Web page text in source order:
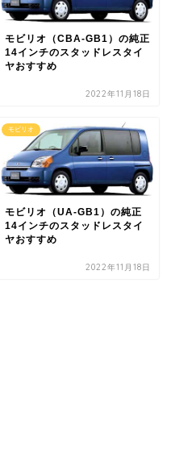
モビリオ（CBA-GB1）の純正
14インチのスタッドレスタイ
ヤおすすめ
2022年11月18日
モビリオ
モビリオ（UA-GB1）の純正
14インチのスタッドレスタイ
ヤおすすめ
2022年11月18日